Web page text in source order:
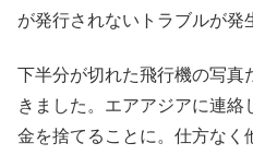
が発行されないトラブルが発
下半分が切れた飛行機の写真
きました。エアアジアに連
金を捨てることに。仕方なく